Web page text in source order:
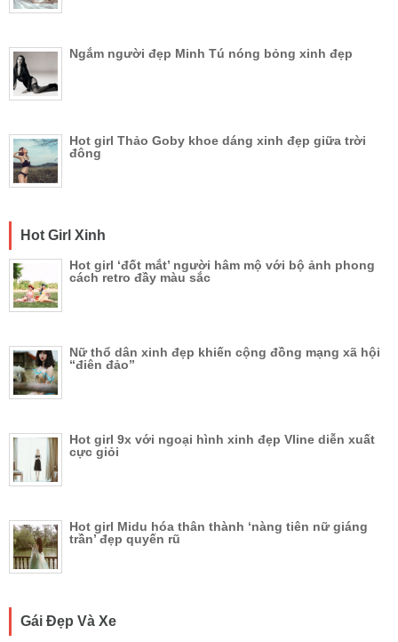
Ngắm người đẹp Minh Tú nóng bỏng xinh đẹp
Hot girl Thảo Goby khoe dáng xinh đẹp giữa trời
đông
Hot Girl Xinh
Hot girl ‘đốt mắt’ người hâm mộ với bộ ảnh phong
cách retro đầy màu sắc
Nữ thổ dân xinh đẹp khiến cộng đồng mạng xã hội
“điên đảo”
Hot girl 9x với ngoại hình xinh đẹp Vline diễn xuất
cực giỏi
Hot girl Midu hóa thân thành ‘nàng tiên nữ giáng
trần’ đẹp quyến rũ
Gái Đẹp Và Xe